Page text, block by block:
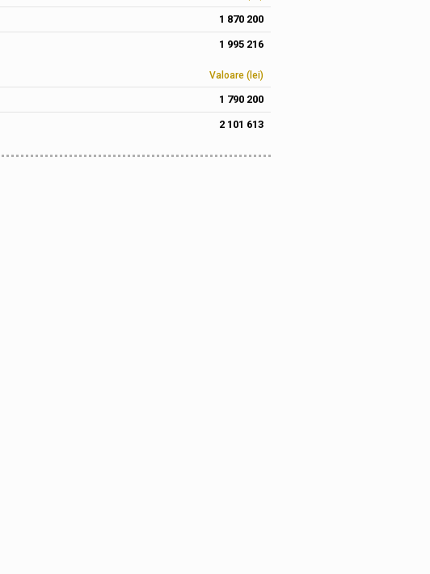
1 870 200
1 995 216
Valoare (lei)
1 790 200
2 101 613